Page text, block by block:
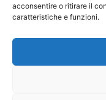
acconsentire o ritirare il
caratteristiche e funzioni.
ORARI